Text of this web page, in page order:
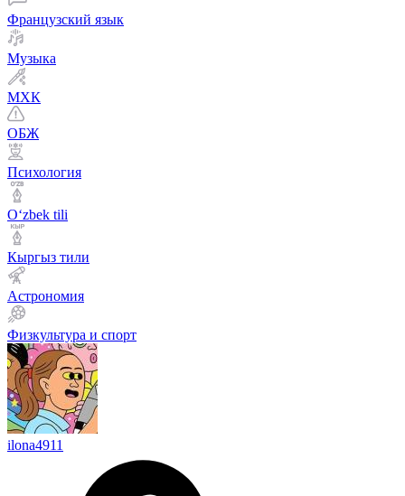
Французский язык
Музыка
МХК
ОБЖ
Психология
Оʻzbek tili
Кыргыз тили
Астрономия
Физкультура и спорт
ilona4911